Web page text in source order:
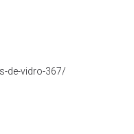
de-vidro-367/